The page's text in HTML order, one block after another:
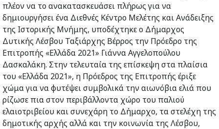
πλέον να το ανακατασκευάσει πλήρως για να
δημιουργήσει ένα Διεθνές Κέντρο Μελέτης και Ανάδειξης
της Ιστορικής Μνήμης, υποδέχτηκε ο Δήμαρχος
Δυτικής Λέσβου Ταξιάρχης Βέρρος την Πρόεδρο της
Επιτροπής «Ελλάδα 2021» Γιάννα Αγγελοπούλου
Δασκαλάκη. Στην τελευταία της επίσκεψη στα πλαίσια
του «Ελλάδα 2021», η Πρόεδρος της Επιτροπής έριξε
χώμα για να φυτέψει συμβολικά την αιωνόβια ελιά που
ρίζωσε πια στον περιβάλλοντα χώρο του παλιού
ελαιοτριβείου και συνεχάρη το Δήμαρχο, τα στελέχη της
δημοτικής αρχής αλλά και την κοινωνία της Λέσβου,